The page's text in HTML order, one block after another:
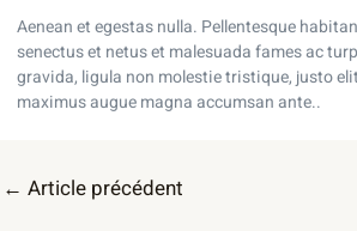
Aenean et egestas nulla. Pellentesque
senectus et netus et malesuada fames ac
gravida, ligula non molestie tristique, justo
maximus augue magna accumsan ante..
← Article précédent